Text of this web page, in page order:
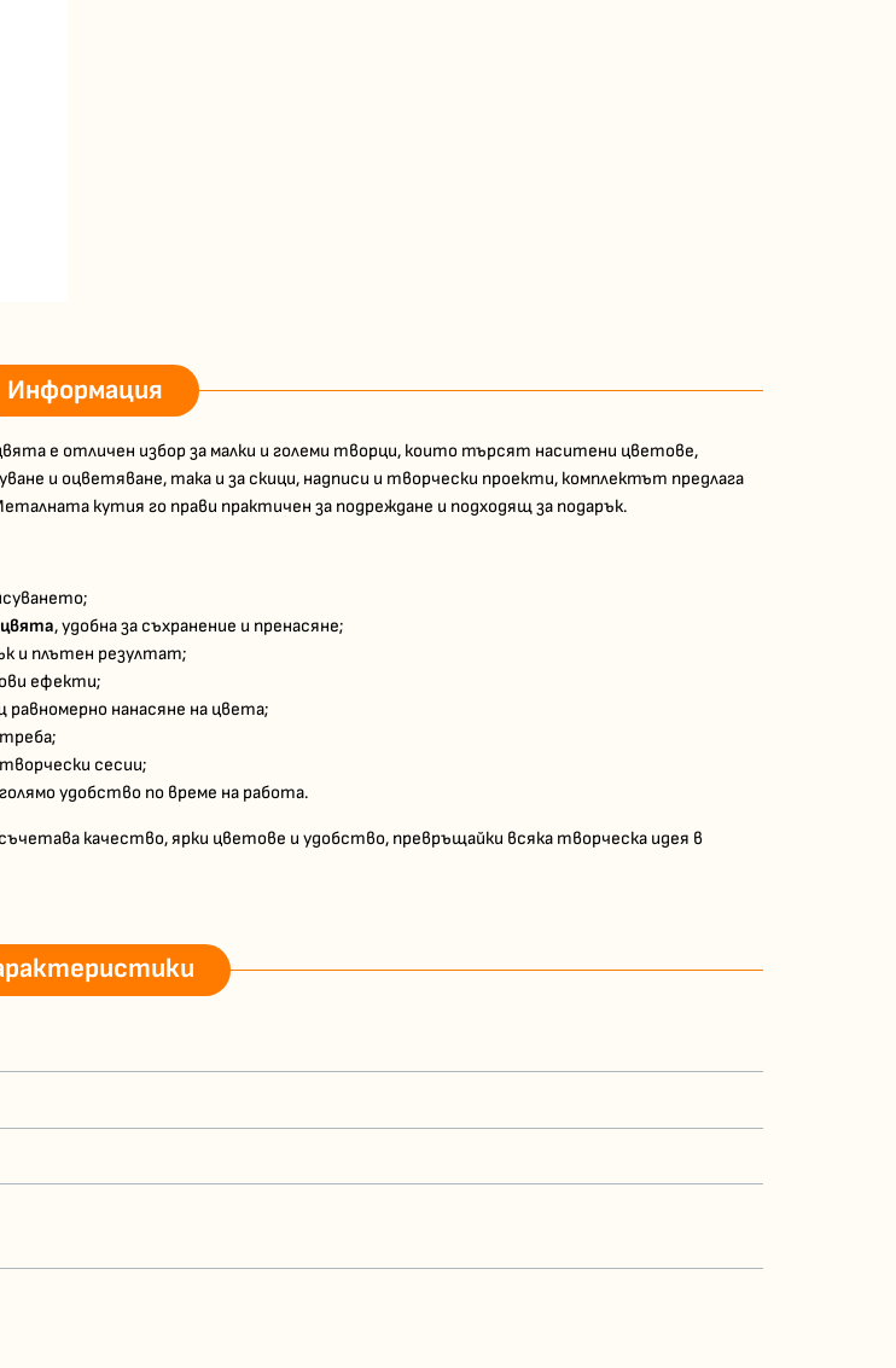
Информация
е отличен избор за малки и големи творци, които търсят наситени цветове,
и оцветяване, така и за скици, надписи и творчески проекти, комплектът предлага
кутия го прави практичен за подреждане и подходящ за подарък.
, удобна за съхранение и пренасяне;
и плътен резултат;
ефекти;
равномерно нанасяне на цвета;
сесии;
удобство по време на работа.
качество, ярки цветове и удобство, превръщайки всяка творческа идея в